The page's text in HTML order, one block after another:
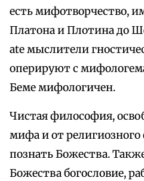
есть мифотворчество,
Платона и Плотина до
ate мыслители
оперируют с
Беме мифологичен.
Чистая философия,
мифа и от
познать Божества.
Божества богословие,